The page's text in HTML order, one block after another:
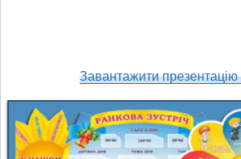
Завантажити презентацію